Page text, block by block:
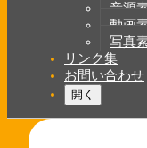
音源
動画
写真
リンク集
お問い合わせ
開く